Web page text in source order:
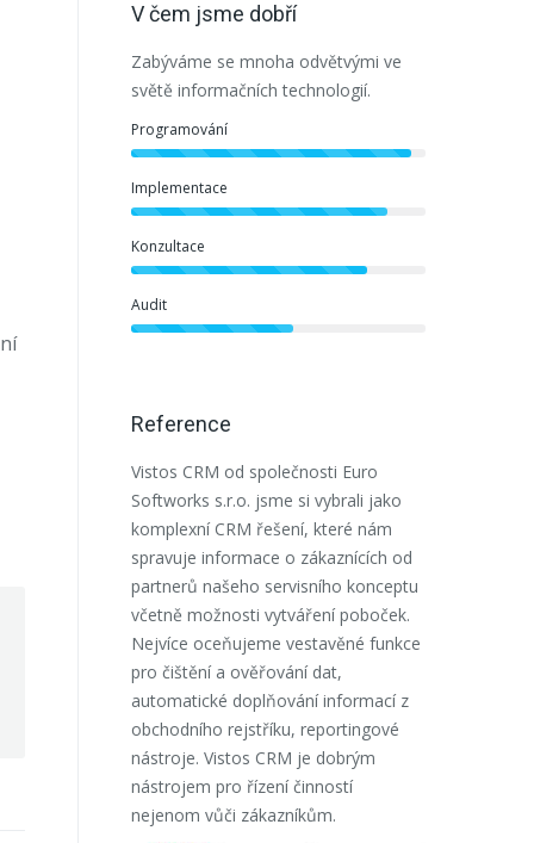
V čem jsme dobří
Zabýváme se mnoha odvětvými ve
světě informačních technologií.
Programování
Implementace
Konzultace
Audit
Reference
Vistos CRM od společnosti Euro
Softworks s.r.o. jsme si vybrali jako
komplexní CRM řešení, které nám
spravuje informace o zákaznících od
partnerů našeho servisního konceptu
včetně možnosti vytváření poboček.
Nejvíce oceňujeme vestavěné funkce
pro čištění a ověřování dat,
automatické doplňování informací z
obchodního rejstříku, reportingové
nástroje. Vistos CRM je dobrým
nástrojem pro řízení činností
nejenom vůči zákazníkům.